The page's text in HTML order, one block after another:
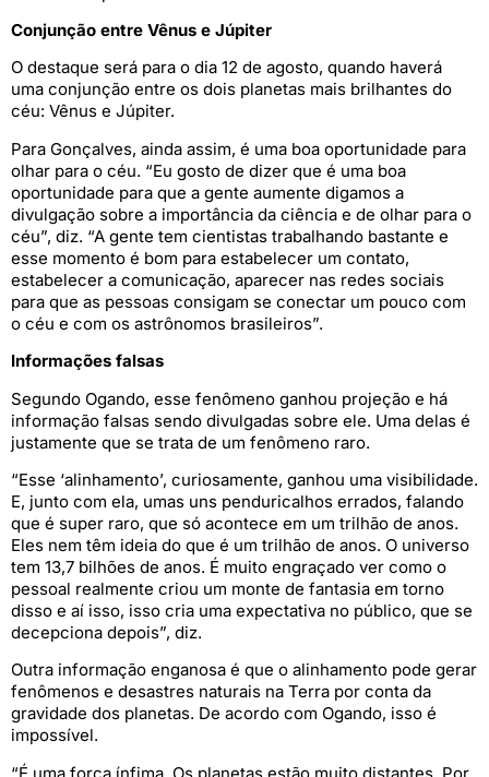
Conjunção entre Vênus e Júpiter
O destaque será para o dia 12 de agosto, quando haverá
uma conjunção entre os dois planetas mais brilhantes do
céu: Vênus e Júpiter.
Para Gonçalves, ainda assim, é uma boa oportunidade para
olhar para o céu. “Eu gosto de dizer que é uma boa
oportunidade para que a gente aumente digamos a
divulgação sobre a importância da ciência e de olhar para o
céu”, diz. “A gente tem cientistas trabalhando bastante e
esse momento é bom para estabelecer um contato,
estabelecer a comunicação, aparecer nas redes sociais
para que as pessoas consigam se conectar um pouco com
o céu e com os astrônomos brasileiros”.
Informações falsas
Segundo Ogando, esse fenômeno ganhou projeção e há
informação falsas sendo divulgadas sobre ele. Uma delas é
justamente que se trata de um fenômeno raro.
“Esse ‘alinhamento’, curiosamente, ganhou uma visibilidade.
E, junto com ela, umas uns penduricalhos errados, falando
que é super raro, que só acontece em um trilhão de anos.
Eles nem têm ideia do que é um trilhão de anos. O universo
tem 13,7 bilhões de anos. É muito engraçado ver como o
pessoal realmente criou um monte de fantasia em torno
disso e aí isso, isso cria uma expectativa no público, que se
decepciona depois”, diz.
Outra informação enganosa é que o alinhamento pode gerar
fenômenos e desastres naturais na Terra por conta da
gravidade dos planetas. De acordo com Ogando, isso é
impossível.